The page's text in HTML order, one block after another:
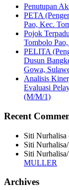
Penutupan
PETA
Pao, Kec.
Pojok
Tombolo
PELITA
Dusun
Gowa,
Analisis
Evaluasi
(M/M/1)
Recent
Siti Nurhalisa
Siti
Siti
MULLER
Archives